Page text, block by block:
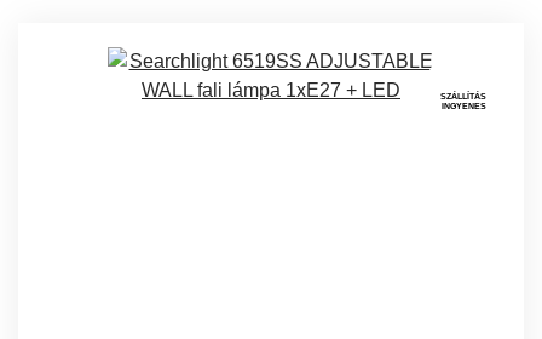
SZÁLLÍTÁS
INGYENES